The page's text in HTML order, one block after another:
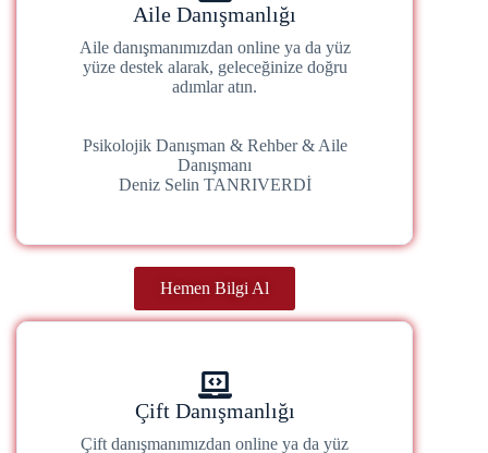
Aile Danışmanlığı
Aile danışmanımızdan online ya da yüz
yüze destek alarak, geleceğinize doğru
adımlar atın.
Psikolojik Danışman & Rehber & Aile
Danışmanı
Deniz Selin TANRIVERDİ
Hemen Bilgi Al
Çift Danışmanlığı
Çift danışmanımızdan online ya da yüz